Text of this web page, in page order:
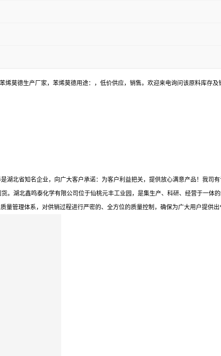
莫德生产厂家，苯烯莫德用途：，低价供应，销售。欢迎来电询问该原料库存及
湖北省知名企业，向广大客户承诺：为客户利益把关，提供放心满意产品！我司
。湖北鑫鸣泰化学有限公司位于仙桃元丰工业园，是集生产、科研、经营于一体
量管理体系，对供销过程进行严密的、全方位的质量控制，确保为广大用户提供出